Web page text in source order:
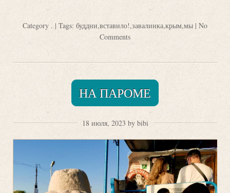
Category . | Tags: буддни,вставило!,завалинка,крым,мы | No
Comments
НА ПАРОМЕ
18 июля, 2023 by bibi